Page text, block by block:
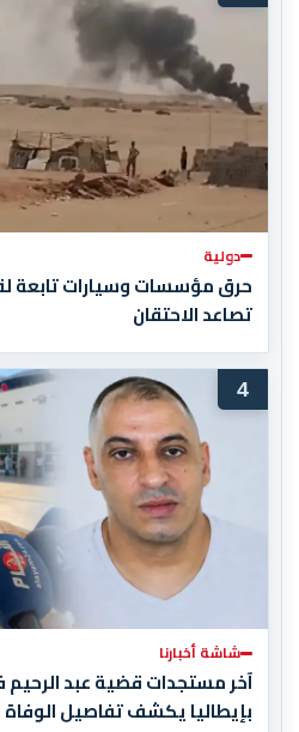
دولية
حرق مؤسسات وسيارات تابعة
تصاعد الاحتقان
4
شاشة أخبارنا
آخر مستجدات قضية عبد الرحيم
بإيطاليا يكشف تفاصيل الوفاة